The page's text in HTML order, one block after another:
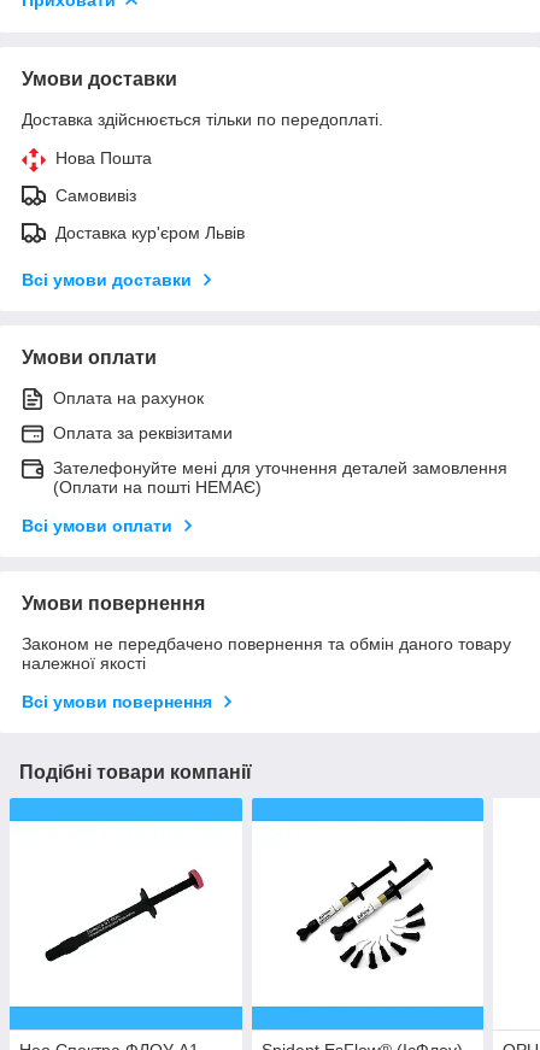
Умови доставки
Доставка здійснюється тільки по передоплаті.
Нова Пошта
Самовивіз
Доставка кур'єром Львів
Всі умови доставки
Умови оплати
Оплата на рахунок
Оплата за реквізитами
Зателефонуйте мені для уточнення деталей замовлення
(Оплати на пошті НЕМАЄ)
Всі умови оплати
Умови повернення
Законом не передбачено повернення та обмін даного товару
належної якості
Всі умови повернення
Подібні товари компанії